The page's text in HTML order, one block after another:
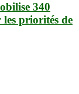
340
priorités de